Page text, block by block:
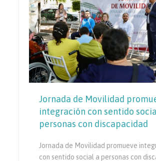
Jornada de Movilidad
integración con sentido
personas con discapacidad
Jornada de Movilidad promueve
con sentido social a personas con